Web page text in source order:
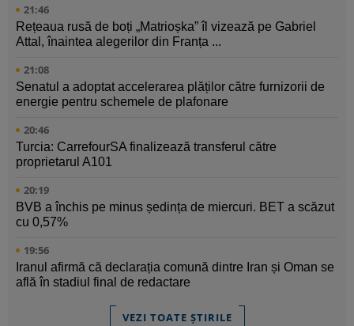
21:46
Rețeaua rusă de boți „Matrioșka” îl vizează pe Gabriel
Attal, înaintea alegerilor din Franța ...
21:08
Senatul a adoptat accelerarea plăților către furnizorii de
energie pentru schemele de plafonare
20:46
Turcia: CarrefourSA finalizează transferul către
proprietarul A101
20:19
BVB a închis pe minus ședința de miercuri. BET a scăzut
cu 0,57%
19:56
Iranul afirmă că declarația comună dintre Iran și Oman se
află în stadiul final de redactare
VEZI TOATE ȘTIRILE